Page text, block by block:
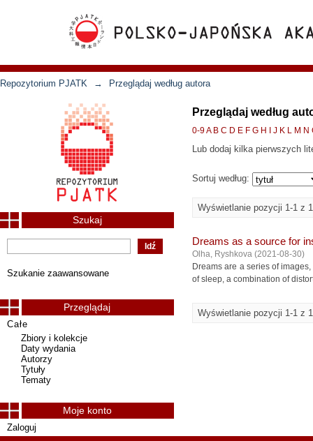
Repozytorium PJATK → Przeglądaj według autora
Przeglądaj według
0-9A B C D E F G H J K L M N
Lub dodaj kilka pierwszych
Sortuj według:
Wyświetlanie pozycji 1-1 z 1
Dreams as a source for
Olha, Ryshkova (2021-08-30)
Dreams are a series of
of sleep, a combination of
Wyświetlanie pozycji 1-1 z 1
Szukaj
Szukanie zaawansowane
Przeglądaj
Całe
Zbiory i kolekcje
Daty wydania
Autorzy
Tytuły
Tematy
Moje konto
Zaloguj